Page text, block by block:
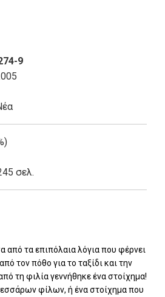
9
σελ.
από τα επιπόλαια λόγια που φέρνει
τον πόθο για το ταξίδι και την
τη φιλία γεννήθηκε ένα στοίχημα!
φίλων, ή ένα στοίχημα που